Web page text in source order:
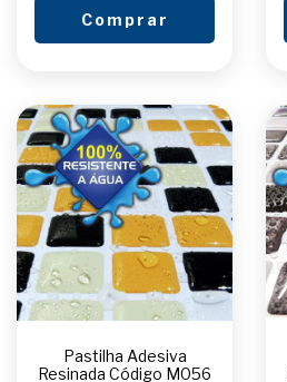
Comprar
Pastilha Adesiva
Resinada Código M056